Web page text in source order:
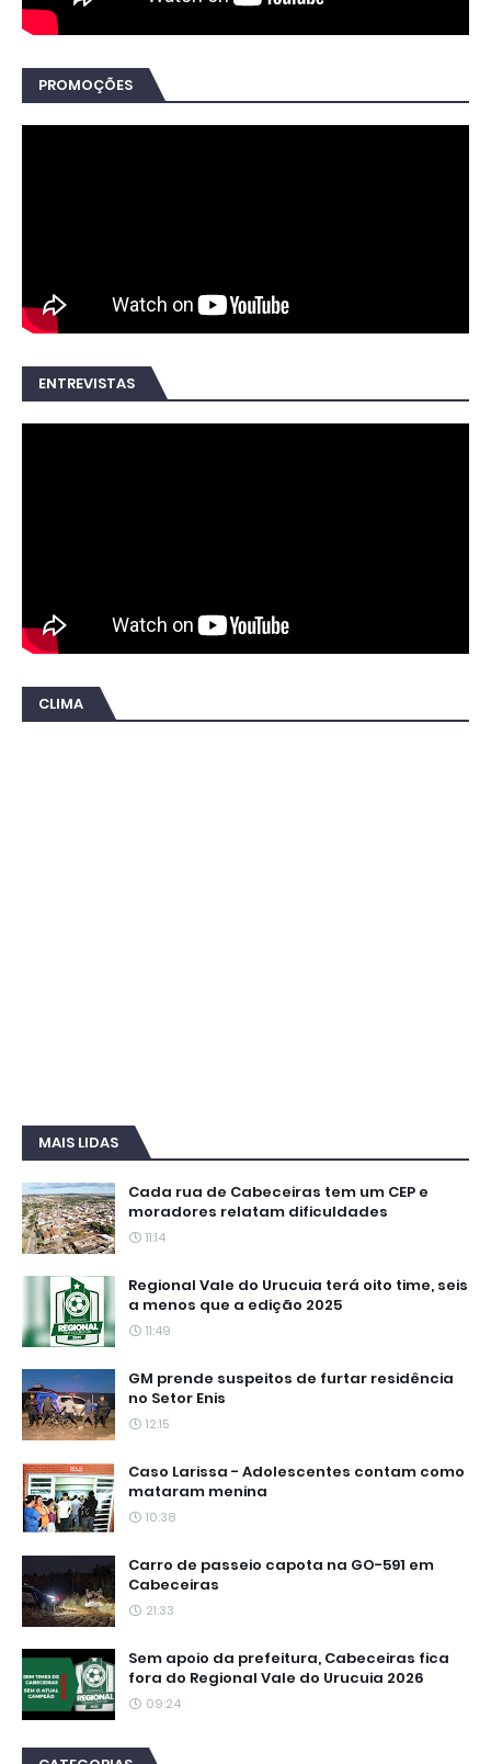
PROMOÇÕES
ENTREVISTAS
CLIMA
MAIS LIDAS
Cada rua de Cabeceiras tem um CEP e
moradores relatam dificuldades
11:14
Regional Vale do Urucuia terá oito time, seis
a menos que a edição 2025
11:49
GM prende suspeitos de furtar residência
no Setor Enis
12:15
Caso Larissa - Adolescentes contam como
mataram menina
10:38
Carro de passeio capota na GO-591 em
Cabeceiras
21:33
Sem apoio da prefeitura, Cabeceiras fica
fora do Regional Vale do Urucuia 2026
09:24